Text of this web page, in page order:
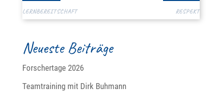
LERNBEREITSCHAFT RESPEKT
Neueste Beiträge
Forschertage 2026
Teamtraining mit Dirk Buhmann